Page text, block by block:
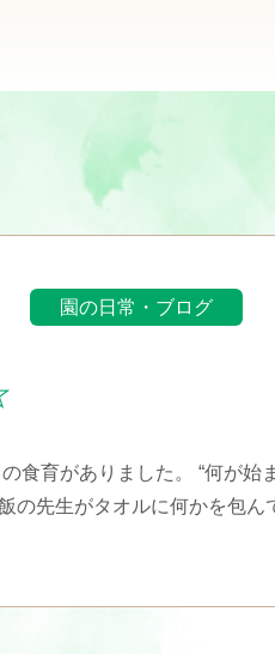
園の日常・ブログ
食育がありました。 “何が始
の先生がタオルに何かを包ん